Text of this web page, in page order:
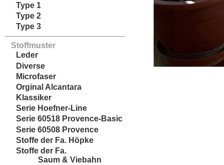
Type 1
Type 2
Type 3
Stoffmuster
Leder
Diverse
Microfaser
Orginal Alcantara
Klassiker
Serie Hoefner-Line
Serie 60518 Provence-Basic
Serie 60508 Provence
Stoffe der Fa. Höpke
Stoffe der Fa.
Saum & Viebahn